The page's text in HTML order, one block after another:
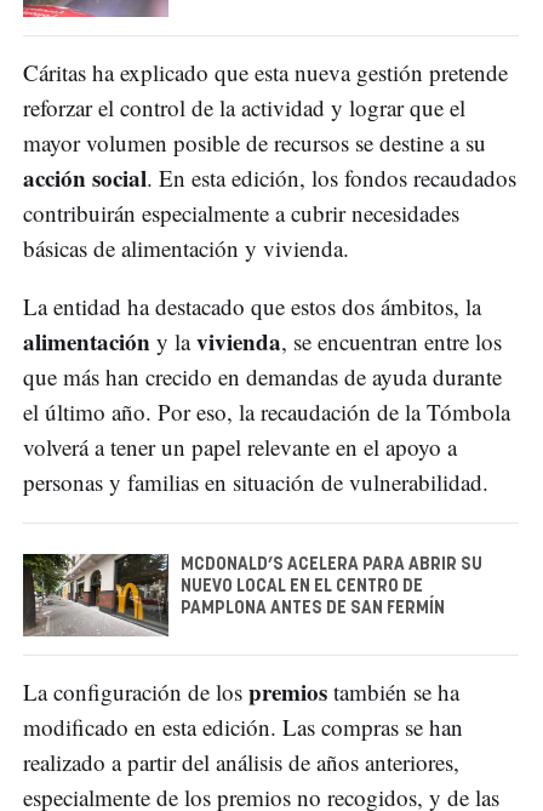
Cáritas ha explicado que esta nueva gestión pretende
reforzar el control de la actividad y lograr que el
mayor volumen posible de recursos se destine a su
acción social. En esta edición, los fondos recaudados
contribuirán especialmente a cubrir necesidades
básicas de alimentación y vivienda.
La entidad ha destacado que estos dos ámbitos, la
alimentación y lavivienda, se encuentran entre los
que más han crecido en demandas de ayuda durante
el último año. Por eso, la recaudación de la Tómbola
volverá a tener un papel relevante en el apoyo a
personas y familias en situación de vulnerabilidad.
MCDONALD’S ACELERA PARA ABRIR SU
NUEVO LOCAL EN EL CENTRO DE
PAMPLONA ANTES DE SAN FERMÍN
La configuración de los premios también se ha
modificado en esta edición. Las compras se han
realizado a partir del análisis de años anteriores,
especialmente de los premios no recogidos, y de las